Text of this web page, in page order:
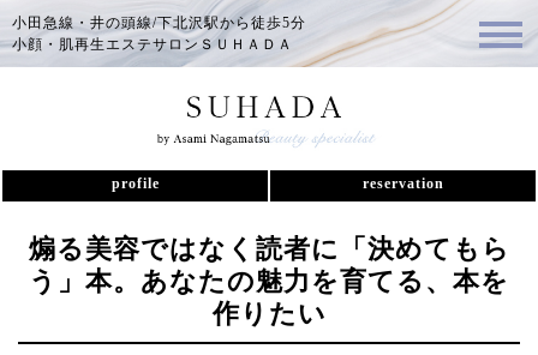
小田急線・井の頭線/下北沢駅から徒歩5分
小顔・肌再生エステサロンＳＵＨＡＤＡ
profile reservation
煽る美容ではなく読者に「決めてもら
う」本。あなたの魅力を育てる、本を
作りたい